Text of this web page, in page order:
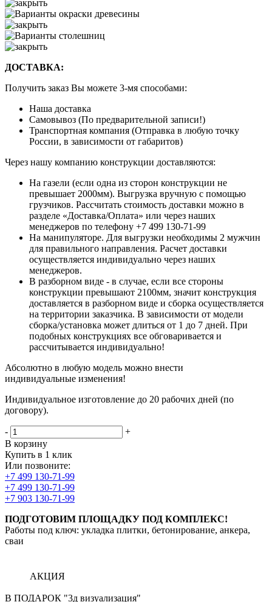
ДОСТАВКА:
Получить заказ Вы можете 3-мя способами:
Наша доставка
Самовывоз (По предварительной записи!)
Транспортная компания (Отправка в любую точку
России, в зависимости от габаритов)
Через нашу компанию конструкции доставляются:
На газели (если одна из сторон конструкции не
превышает 2000мм). Выгрузка вручную с помощью
грузчиков. Рассчитать стоимость доставки можно в
разделе «Доставка/Оплата» или через наших
менеджеров по телефону +7 499 130-71-99
На манипуляторе. Для выгрузки необходимы 2 мужчин
для правильного направления. Расчет доставки
осуществляется индивидуально через наших
менеджеров.
В разборном виде - в случае, если все стороны
конструкции превышают 2100мм, значит конструкция
доставляется в разборном виде и сборка осуществляется
на территории заказчика. В зависимости от модели
сборка/установка может длиться от 1 до 7 дней. При
подобных конструкциях все обговаривается и
рассчитывается индивидуально!
Абсолютно в любую модель можно внести
индивидуальные изменения!
Индивидуальное изготовление до 20 рабочих дней (по
договору).
-
+
В корзину
Купить в 1 клик
Или позвоните:
+7 499 130-71-99
+7 499 130-71-99
+7 903 130-71-99
ПОДГОТОВИМ ПЛОЩАДКУ ПОД КОМПЛЕКС!
Работы под ключ: укладка плитки, бетонирование, анкера,
сваи
АКЦИЯ
В ПОДАРОК "3д визуализация"